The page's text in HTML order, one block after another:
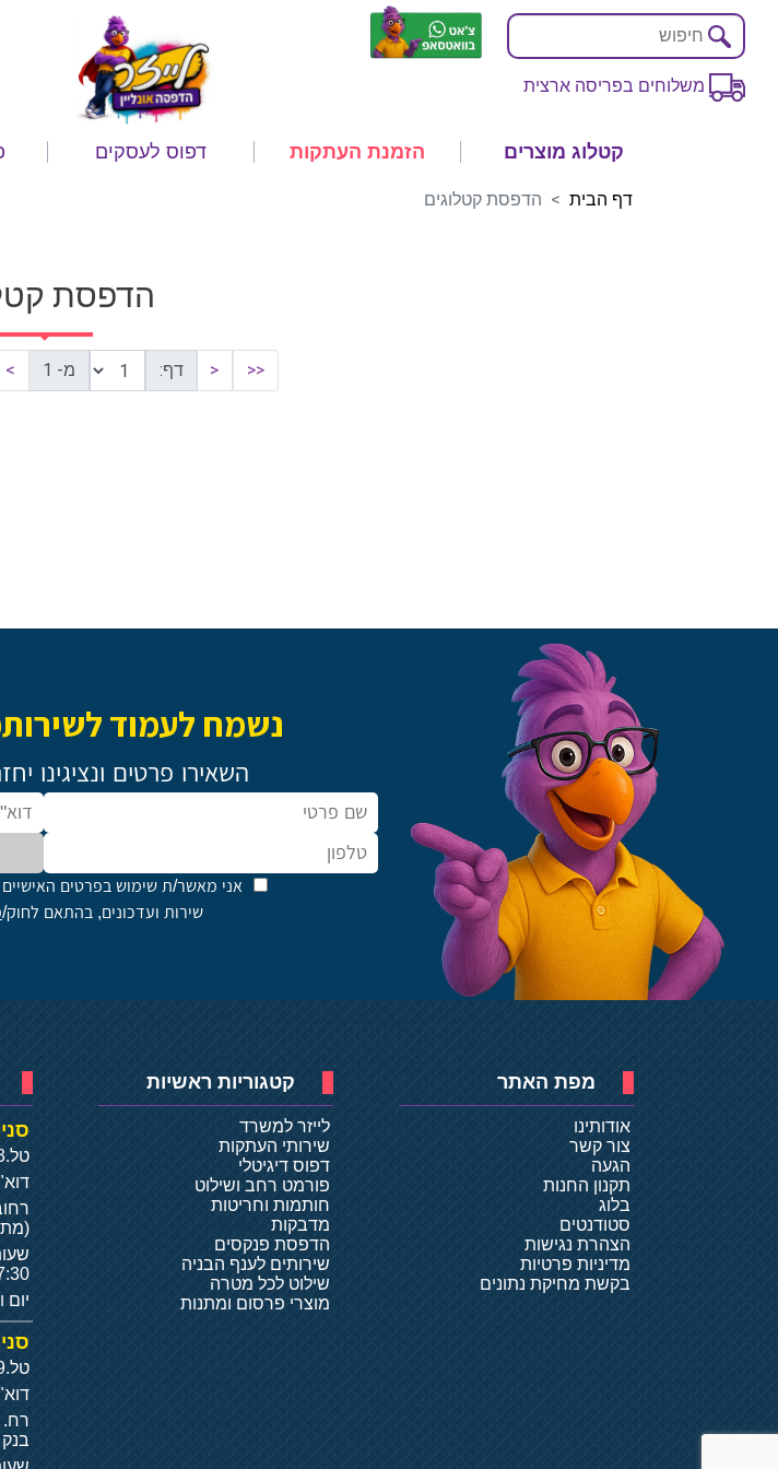
משלוחים בפריסה ארצית
קטלוג מוצרים הזמנת העתקות דפוס לעסקים
דף הבית הדפסת קטלוגים
הדפסת
<<
< דף: מ- 1 >
נשמח לעמוד
השאירו פרטים ונציגינו
אני מאשר/ת שימוש בפרטים
שירות ועדכונים, בהתאם לחוק/
מפת האתר
אודותינו
צור קשר
הגעה
תקנון החנות
בלוג
סטודנטים
הצהרת נגישות
מדיניות פרטיות
בקשת מחיקת נתונים
קטגוריות ראשיות
לייזר למשרד
שירותי העתקות
דפוס דיגיטלי
פורמט רחב ושילוט
חותמות וחריטות
מדבקות
הדפסת פנקסים
שירותים לענף הבניה
שילוט לכל מטרה
מוצרי פרסום ומתנות
טל.
יום
טל.